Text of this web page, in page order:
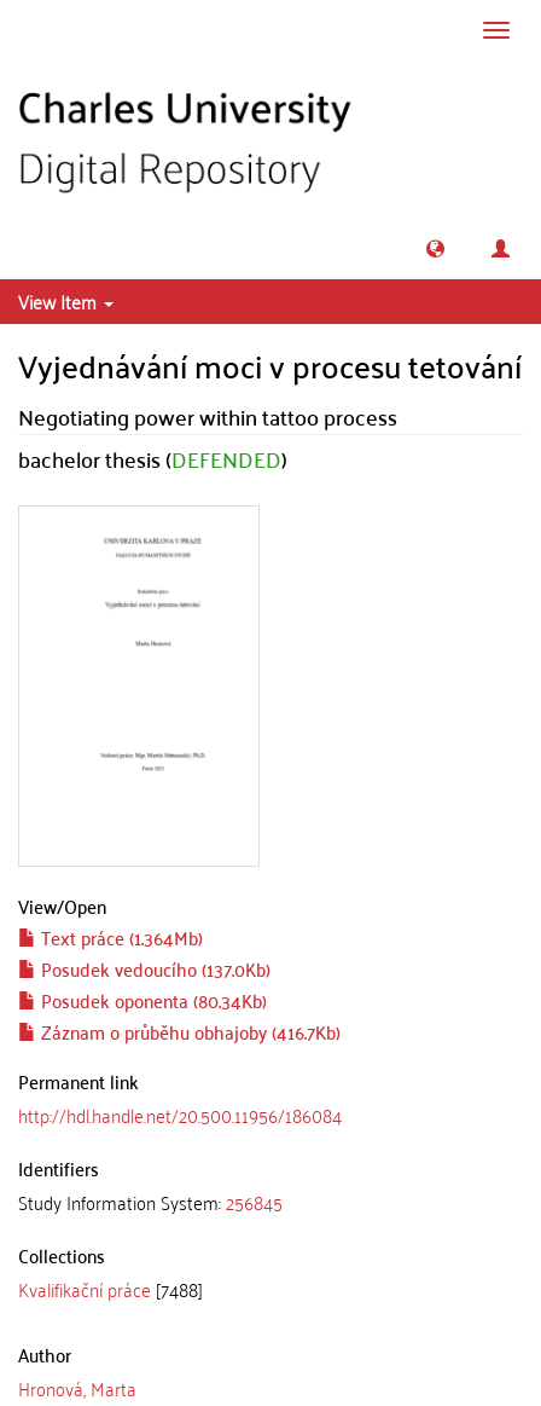
View Item
Vyjednávání moci v procesu tetování
Negotiating power within tattoo process
bachelor thesis (DEFENDED)
View/Open
Text práce (1.364Mb)
Posudek vedoucího (137.0Kb)
Posudek oponenta (80.34Kb)
Záznam o průběhu obhajoby (416.7Kb)
Permanent link
http://hdl.handle.net/20.500.11956/186084
Identifiers
Study Information System:256845
Collections
Kvalifikační práce [7488]
Author
Hronová, Marta